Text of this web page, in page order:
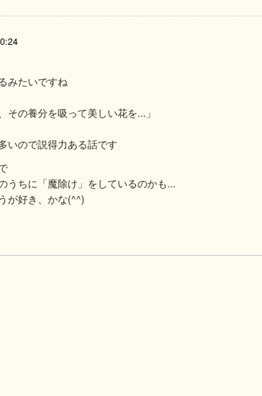
みたいですね
その養分を吸って美しい花を...」
いので説得力ある話です
うちに「魔除け」をしているのかも...
が好き、かな(^^)